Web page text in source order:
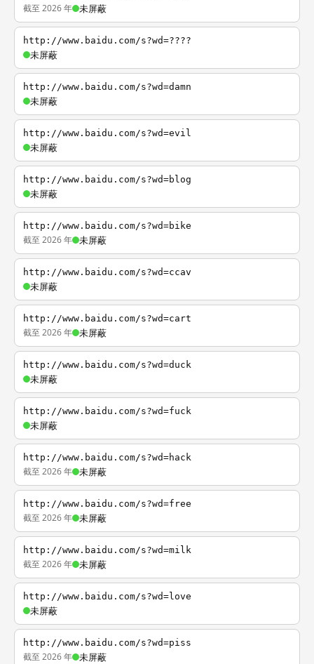
截至 2026 年 未屏蔽
http://www.baidu.com/s?wd=????
未屏蔽
http://www.baidu.com/s?wd=damn
未屏蔽
http://www.baidu.com/s?wd=evil
未屏蔽
http://www.baidu.com/s?wd=blog
未屏蔽
http://www.baidu.com/s?wd=bike
截至 2026 年 未屏蔽
http://www.baidu.com/s?wd=ccav
未屏蔽
http://www.baidu.com/s?wd=cart
截至 2026 年 未屏蔽
http://www.baidu.com/s?wd=duck
未屏蔽
http://www.baidu.com/s?wd=fuck
未屏蔽
http://www.baidu.com/s?wd=hack
截至 2026 年 未屏蔽
http://www.baidu.com/s?wd=free
截至 2026 年 未屏蔽
http://www.baidu.com/s?wd=milk
截至 2026 年 未屏蔽
http://www.baidu.com/s?wd=love
未屏蔽
http://www.baidu.com/s?wd=piss
截至 2026 年 未屏蔽